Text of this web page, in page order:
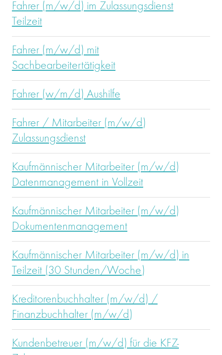
Fahrer (m/w/d) im Zulassungsdienst
Teilzeit
Fahrer (m/w/d) mit
Sachbearbeitertätigkeit
Fahrer (w/m/d) Aushilfe
Fahrer / Mitarbeiter (m/w/d)
Zulassungsdienst
Kaufmännischer Mitarbeiter (m/w/d)
Datenmanagement in Vollzeit
Kaufmännischer Mitarbeiter (m/w/d)
Dokumentenmanagement
Kaufmännischer Mitarbeiter (m/w/d) in
Teilzeit (30 Stunden/Woche)
Kreditorenbuchhalter (m/w/d) /
Finanzbuchhalter (m/w/d)
Kundenbetreuer (m/w/d) für die KFZ-